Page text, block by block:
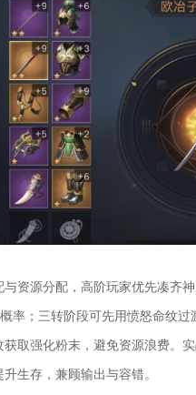
资源分配，高阶玩家优先凑齐
率；三转阶段可先用愤怒命纹
取强化粉末，避免资源浪费。
生存，兼顾输出与容错。